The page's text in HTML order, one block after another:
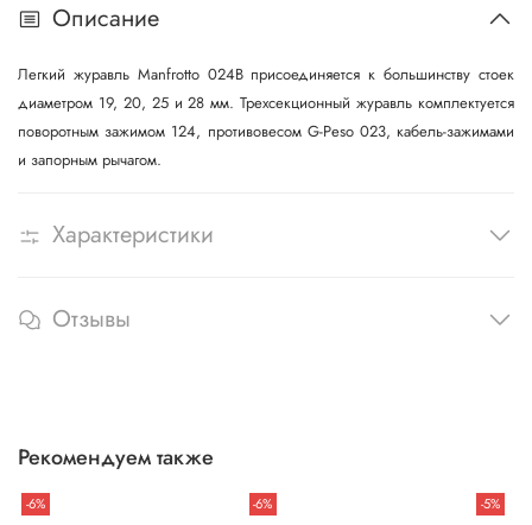
Описание
Легкий журавль Manfrotto 024B присоединяется к большинству стоек
диаметром 19, 20, 25 и 28 мм. Трехсекционный журавль комплектуется
поворотным зажимом 124, противовесом G-Peso 023, кабель-зажимами
и запорным рычагом.
Характеристики
Отзывы
Рекомендуем также
-6% -6% -5%